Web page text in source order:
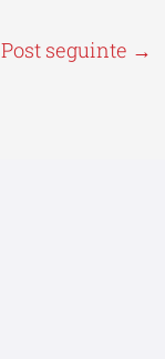
Post seguinte →